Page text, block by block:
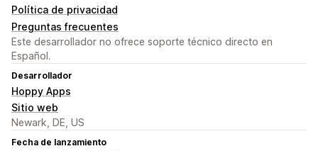
Política de privacidad
Preguntas frecuentes
Este desarrollador no ofrece soporte técnico directo en
Español.
Desarrollador
Hoppy Apps
Sitio web
Newark, DE, US
Fecha de lanzamiento